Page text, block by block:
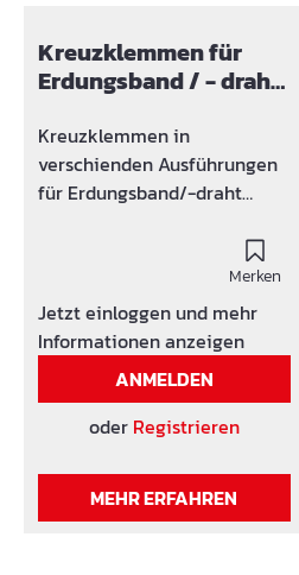
Kreuzklemmen für
Erdungsband / - draht
Kreuzklemmen in
verschienden Ausführungen
für Erdungsband/-draht
Merken
Jetzt einloggen und mehr
Informationen anzeigen
ANMELDEN
oder Registrieren
MEHR ERFAHREN